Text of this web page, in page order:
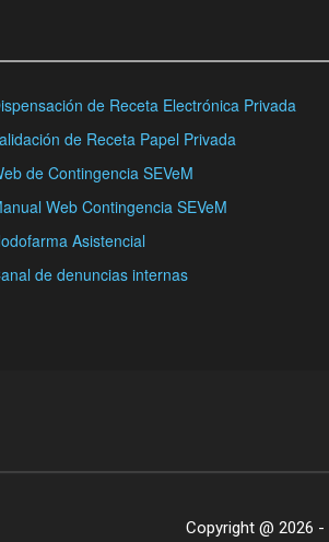
de Receta Electrónica Privada
de Receta Papel Privada
de Contingencia SEVeM
Web Contingencia SEVeM
Asistencial
de denuncias internas
Copyright @ 2026 -